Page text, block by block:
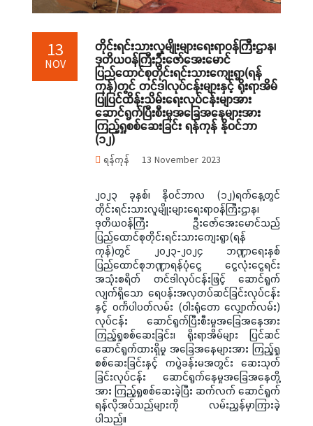
13
NOV
တိုင်းရင်းသားလူမျိုးများရေးရာဝန်ကြီးဌာန၊
ဒုတိယဝန်ကြီးဦးဇော်အေးမောင်
ပြည်ထောင်စုတိုင်းရင်းသားကျေးရွာ(ရန်
ကုန်)တွင် တင်ဒါလုပ်ငန်းများနှင့် ရိုးရာအိမ်
ပြုပြင်ထိန်းသိမ်းရေးလုပ်ငန်းမျာအား
ဆောင်ရွက်ပြီးစီးမှုအခြေအနေများအား
ကြည့်ရှုစစ်ဆေးခြင်း ရန်ကုန် နိုဝင်ဘာ
(၁၂)
ရန်ကုန် 13 November 2023
၂၀၂၃ ခုနှစ်၊ နိုဝင်ဘာလ (၁၂)ရက်နေ့တွင်
တိုင်းရင်းသားလူမျိုးများရေးရာဝန်ကြီးဌာန၊
ဒုတိယဝန်ကြီး ဦးဇော်အေးမောင်သည်
ပြည်ထောင်စုတိုင်းရင်းသားကျေးရွာ(ရန်
ကုန်)တွင် ၂၀၂၃-၂ဝ၂၄ ဘဏ္ဍာရေးနှစ်
ပြည်ထောင်စုဘဏ္ဍာရန်ပုံငွေ ငွေလုံးငွေရင်း
အသုံးစရိတ် တင်ဒါလုပ်ငန်းဖြင့် ဆောင်ရွက်
လျက်ရှိသော ရေပန်းအလှတပ်ဆင်ခြင်းလုပ်ငန်း
နှင့် ဝင်္ကပါပတ်လမ်း (ဝါးရုံတော လျှောက်လမ်း)
လုပ်ငန်း ဆောင်ရွက်ပြီးစီးမှုအခြေအနေအား
ကြည့်ရှုစစ်ဆေးခြင်း၊ ရိုးရာအိမ်များ ပြင်ဆင်
ဆောင်ရွက်ထားရှိမှု အခြေအနေများအား ကြည့်ရှု
စစ်ဆေးခြင်းနှင့် ကပွဲခန်းမအတွင်း ဆေးသုတ်
ခြင်းလုပ်ငန်း ဆောင်ရွက်နေမှုအခြေအနေတို့
အား ကြည့်ရှုစစ်ဆေးခဲ့ပြီး ဆက်လက် ဆောင်ရွက်
ရန်လိုအပ်သည်များကို လမ်းညွှန်မှာကြားခဲ့
ပါသည်။